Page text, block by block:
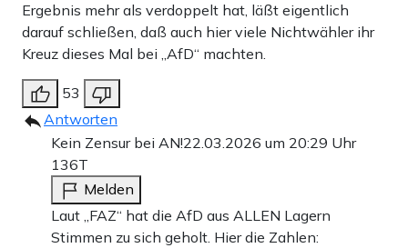
Ergebnis mehr als verdoppelt hat, läßt eigentlich
darauf schließen, daß auch hier viele Nichtwähler ihr
Kreuz dieses Mal bei „AfD“ machten.
53
Antworten
Kein Zensur bei AN!22.03.2026 um 20:29 Uhr
136T
Melden
Laut „FAZ“ hat die AfD aus ALLEN Lagern
Stimmen zu sich geholt. Hier die Zahlen: